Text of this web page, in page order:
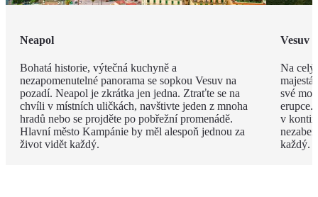
Neapol
Bohatá historie, výtečná kuchyně a
nezapomenutelné panorama se sopkou Vesuv na
pozadí. Neapol je zkrátka jen jedna. Ztraťte se na
chvíli v místních uličkách, navštivte jeden z mnoha
hradů nebo se projděte po pobřežní promenádě.
Hlavní město Kampánie by měl alespoň jednou za
život vidět každý.
Vesuv
Na celý
své
erupce.
v
každý.